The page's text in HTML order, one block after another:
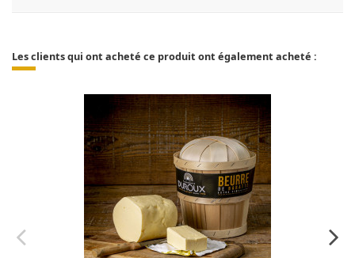
Les clients qui ont acheté ce produit ont également acheté :